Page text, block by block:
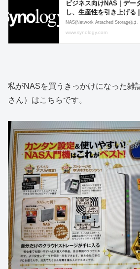
私がNASを買うきっかけになった雑
さん）はこちらです。